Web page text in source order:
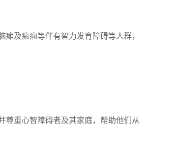
及癫痫等伴有智力发育障碍等人群，
尊重心智障碍者及其家庭，帮助他们从